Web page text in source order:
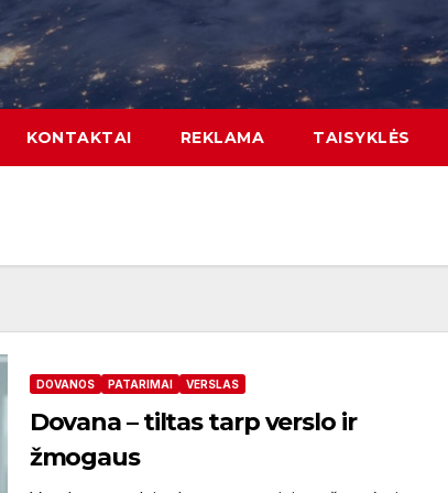
KONTAKTAI REKLAMA TAISYKLĖS
DOVANOS PATARIMAI VERSLAS
Dovana – tiltas tarp verslo ir
žmogaus